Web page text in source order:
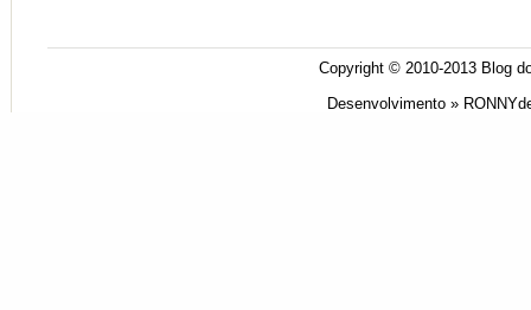
Copyright © 2010-2013 Blog
Desenvolvimento »